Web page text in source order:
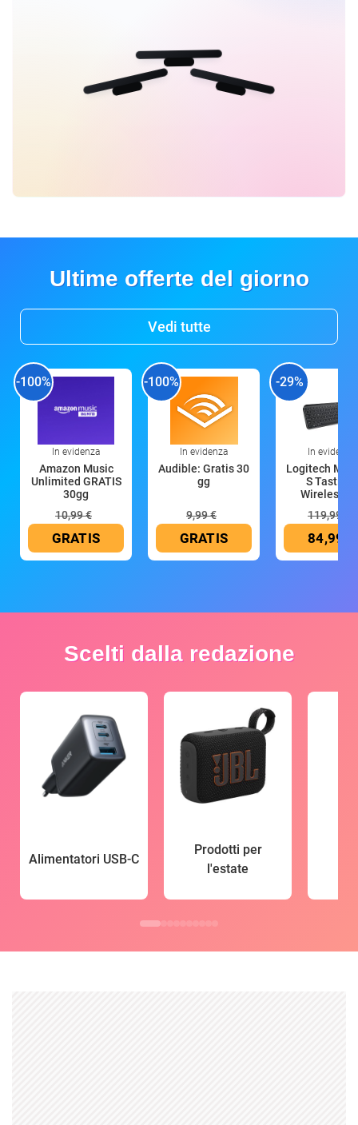
Ultime offerte del giorno
Vedi tutte
-100%
In evidenza
Amazon Music
Unlimited GRATIS
30gg
10,99 €
GRATIS
-100%
In evidenza
Audible: Gratis 30
gg
9,99 €
GRATIS
-29%
In evidenza
Logitech MX
S Tastiera
Wireless
119,99 €
84,99 €
Scelti dalla redazione
Alimentatori USB-C
Prodotti per
l'estate